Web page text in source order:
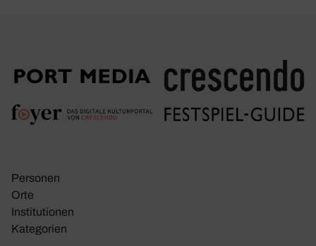
Personen
Orte
Insti­tu­tionen
Kate­go­rien